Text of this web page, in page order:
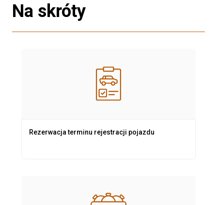
Na skróty
Rezerwacja terminu rejestracji pojazdu